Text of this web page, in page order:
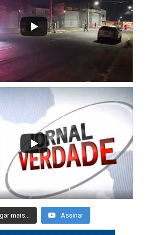
mais... Assinar